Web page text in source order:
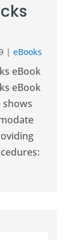
| eBooks
eBook
eBook
shows